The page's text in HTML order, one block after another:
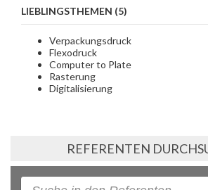
LIEBLINGSTHEMEN (5)
Verpackungsdruck
Flexodruck
Computer to Plate
Rasterung
Digitalisierung
REFERENTEN